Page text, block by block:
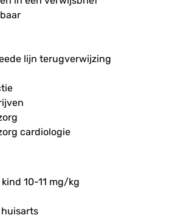
lijn terugverwijzing
cardiologie
10-11 mg/kg